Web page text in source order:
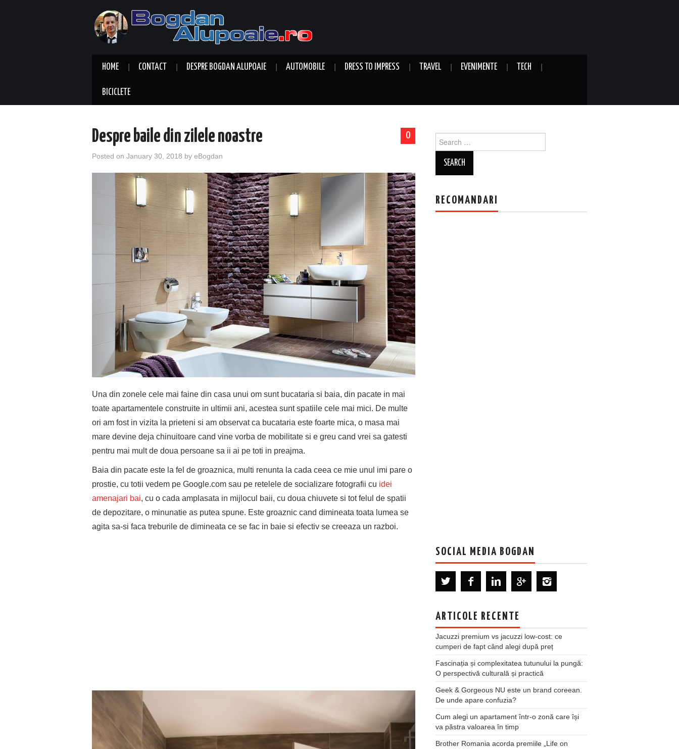
HOME CONTACT DESPRE BOGDAN ALUPOAIE AUTOMOBILE DRESS TO IMPRESS TRAVEL EVENIMENTE TECH
BICICLETE
0
Despre baile din zilele noastre
Posted on January 30, 2018 by eBogdan
Una din zonele cele mai faine din casa unui om sunt bucataria si baia, din pacate in mai
toate apartamentele construite in ultimii ani, acestea sunt spatiile cele mai mici. De multe
ori am fost in vizita la prieteni si am observat ca bucataria este foarte mica, o masa mai
mare devine deja chinuitoare cand vine vorba de mobilitate si e greu cand vrei sa gatesti
pentru mai mult de doua persoane sa ii ai pe toti in preajma.
Baia din pacate este la fel de groaznica, multi renunta la cada ceea ce mie unul imi pare o
prostie, cu totii vedem pe Google.com sau pe retelele de socializare fotografii cu idei
amenajari bai, cu o cada amplasata in mijlocul baii, cu doua chiuvete si tot felul de spatii
de depozitare, o minunatie as putea spune. Este groaznic cand dimineata toata lumea se
agita sa-si faca treburile de dimineata ce se fac in baie si efectiv se creeaza un razboi.
for:
RECOMANDARI
SOCIAL MEDIA BOGDAN
ARTICOLE RECENTE
Jacuzzi premium vs jacuzzi low-cost: ce
cumperi de fapt când alegi după preț
Fascinația și complexitatea tutunului la pungă:
O perspectivă culturală și practică
Geek & Gorgeous NU este un brand coreean.
De unde apare confuzia?
Cum alegi un apartament într-o zonă care își
va păstra valoarea în timp
Brother Romania acorda premiile „Life on